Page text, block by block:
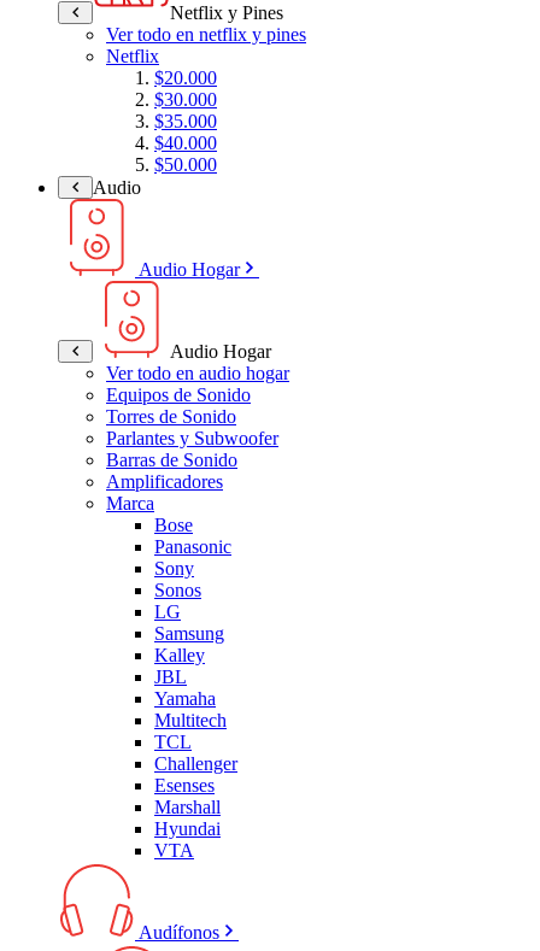
Netflix y Pines
Ver todo en netflix y pines
Netflix
$20.000
$30.000
$35.000
$40.000
$50.000
Audio
Audio Hogar
Audio Hogar
Ver todo en audio hogar
Equipos de Sonido
Torres de Sonido
Parlantes y Subwoofer
Barras de Sonido
Amplificadores
Marca
Bose
Panasonic
Sony
Sonos
LG
Samsung
Kalley
JBL
Yamaha
Multitech
TCL
Challenger
Esenses
Marshall
Hyundai
VTA
Audífonos